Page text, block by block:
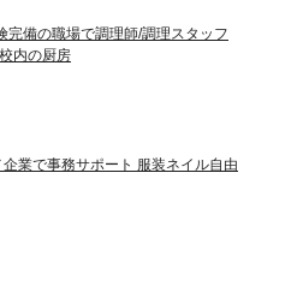
完備の職場で調理師/調理スタッフ
内の厨房
業で事務サポート 服装ネイル自由